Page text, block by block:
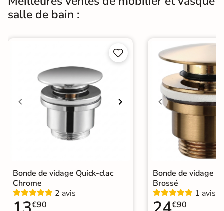
salle de bain :


Bonde de vidage Quick-clac
Chrome
2 avis
€90
Bonde de vidage
Brossé
1 avis
€90